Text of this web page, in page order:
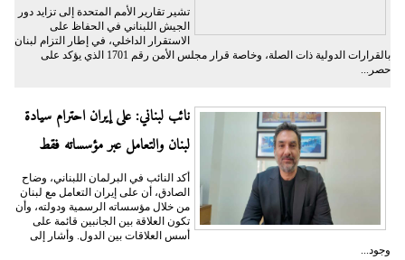
تشير تقارير الأمم المتحدة إلى تزايد دور
الجيش اللبناني في الحفاظ على
الاستقرار الداخلي، في إطار التزام لبنان
بالقرارات الدولية ذات الصلة، وخاصة قرار مجلس الأمن رقم 1701 الذي يؤكد على
حصر...
نائب لبناني: على إيران احترام سيادة
لبنان والتعامل عبر مؤسساته فقط
أكد النائب في البرلمان اللبناني، وضاح
الصادق، أن على إيران التعامل مع لبنان
من خلال مؤسساته الرسمية ودولته، وأن
تكون العلاقة بين الجانبين قائمة على
أسس العلاقات بين الدول. وأشار إلى
وجود...